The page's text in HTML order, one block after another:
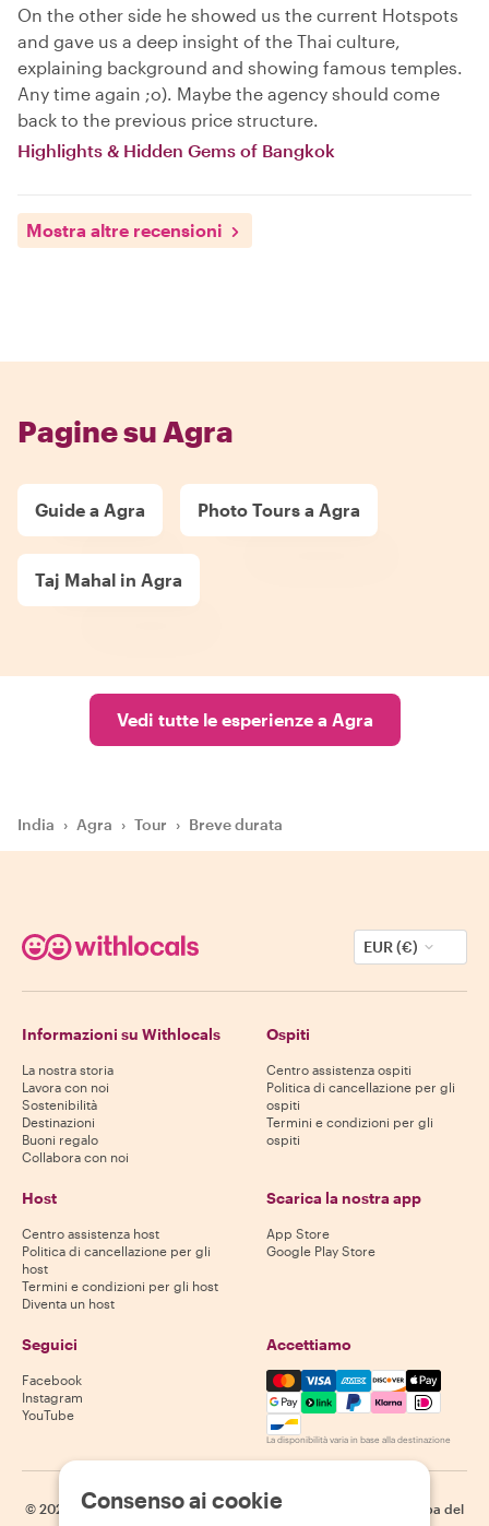
On the other side he showed us the current Hotspots
and gave us a deep insight of the Thai culture,
explaining background and showing famous temples.
Any time again ;o). Maybe the agency should come
back to the previous price structure.
Highlights & Hidden Gems of Bangkok
Mostra altre recensioni
Pagine su Agra
Guide a Agra Photo Tours a Agra
Taj Mahal in Agra
Vedi tutte le esperienze a Agra
India › Agra › Tour › Breve durata
EUR (€)
Informazioni su Withlocals
La nostra storia
Lavora con noi
Sostenibilità
Destinazioni
Buoni regalo
Collabora con noi
Ospiti
Centro assistenza ospiti
Politica di cancellazione per gli
ospiti
Termini e condizioni per gli
ospiti
Host
Centro assistenza host
Politica di cancellazione per gli
host
Termini e condizioni per gli host
Diventa un host
Scarica la nostra app
App Store
Google Play Store
Seguici
Facebook
Instagram
YouTube
Accettiamo
Mastercard, Visa, Amex,
La disponibilità varia in base alla destinazione
© 2026 Withlocals.com | Informativa sulla privacy
Mappa del
Consenso ai cookie